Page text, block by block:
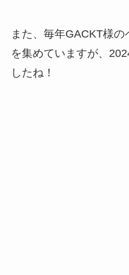
また、毎年GACKT様の
を集めていますが、
したね！